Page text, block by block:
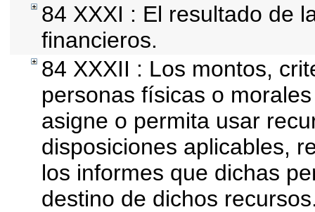
84 XXXI : El resultado de
financieros.
84 XXXII : Los montos,
personas físicas o
asigne o permita usar
disposiciones aplicables,
los informes que dichas
destino de dichos